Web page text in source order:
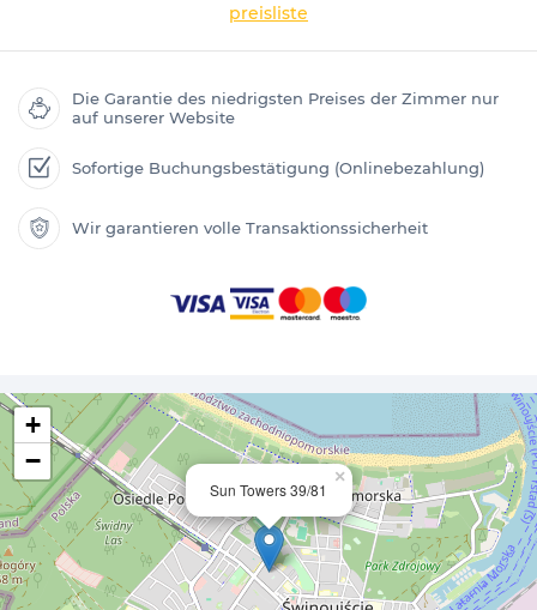
preisliste
Die Garantie des niedrigsten Preises der Zimmer nur
auf unserer Website
Sofortige Buchungsbestätigung (Onlinebezahlung)
Wir garantieren volle Transaktionssicherheit
Sun Towers 39/81
×
+
−